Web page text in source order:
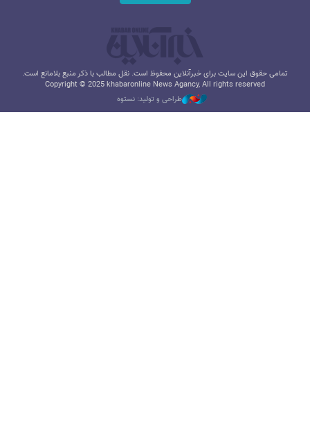
تمامی حقوق این سایت برای خبرآنلاین محفوظ است. نقل مطالب با ذکر منبع بلامانع است.
Copyright © 2025 khabaronline News Agancy, All rights reserved
طراحی و تولید: نستوه